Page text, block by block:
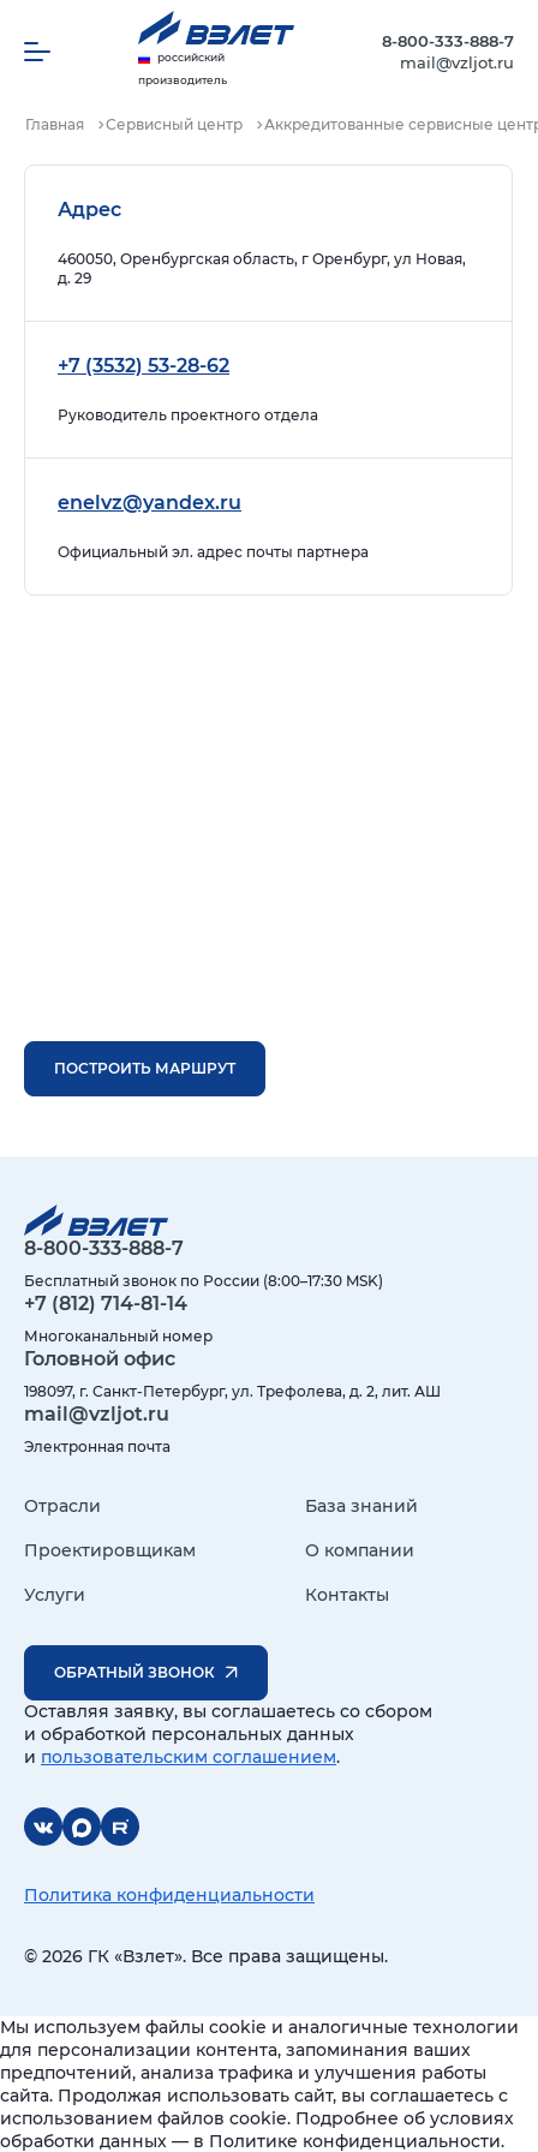
российский
производитель
8-800-333-888-7
mail@vzljot.ru
Главная Сервисный центр Аккредитованные сервисные
Адрес
460050, Оренбургская область, г Оренбург, ул Новая,
д. 29
+7 (3532) 53-28-62
Руководитель проектного отдела
enelvz@yandex.ru
Официальный эл. адрес почты партнера
ПОСТРОИТЬ МАРШРУТ
8-800-333-888-7
Бесплатный звонок по России (8:00–17:30 MSK)
+7 (812) 714-81-14
Многоканальный номер
Головной офис
198097, г. Санкт-Петербург, ул. Трефолева, д. 2, лит. АШ
mail@vzljot.ru
Электронная почта
Отрасли
Проектировщикам
Услуги
База знаний
О компании
Контакты
ОБРАТНЫЙ ЗВОНОК
Оставляя заявку, вы соглашаетесь со сбором
и обработкой персональных данных
и пользовательским соглашением.
© 2026 ГК «Взлет». Все права защищены.
Политика конфиденциальности
Мы используем файлы cookie и аналогичные технологии
для персонализации контента, запоминания ваших
предпочтений, анализа трафика и улучшения работы
сайта. Продолжая использовать сайт, вы соглашаетесь с
использованием файлов cookie. Подробнее об условиях
обработки данных — в Политике конфиденциальности.